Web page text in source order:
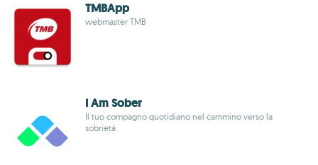
TMBApp
webmaster TMB
I Am Sober
Il tuo compagno quotidiano nel cammino verso la
sobrietà